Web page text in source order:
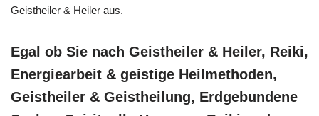
Geistheiler & Heiler aus.
Egal ob Sie nach Geistheiler & Heiler, Reiki,
Energiearbeit & geistige Heilmethoden,
Geistheiler & Geistheilung, Erdgebundene